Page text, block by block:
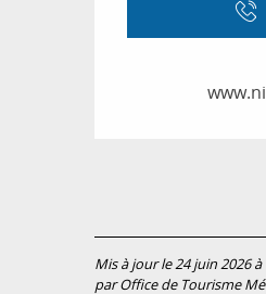
Mis à jour le 24 juin 2026 à
par Office de Tourisme